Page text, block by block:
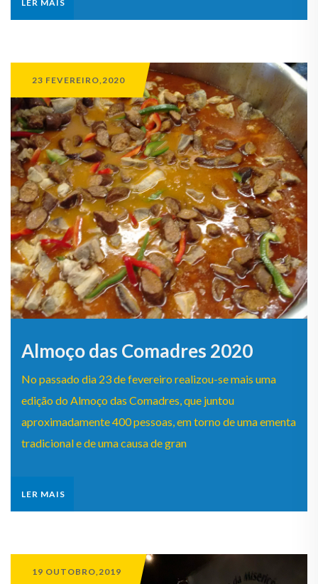
LER MAIS
23 FEVEREIRO,2020
Almoço das Comadres 2020
No passado dia 23 de fevereiro realizou-se mais uma
edição do Almoço das Comadres, que juntou
aproximadamente 400 pessoas, em torno de uma ementa
tradicional e de uma causa de gran
LER MAIS
19 OUTOBRO,2019